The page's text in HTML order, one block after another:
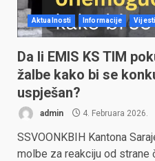
Aktualnosti Informacije Vijesti
Da li EMIS KS TIM
žalbe kako bi se
uspješan?
admin 4. Februara 2026.
SSVOONKBIH Kantona
molbe za reakciju od strane